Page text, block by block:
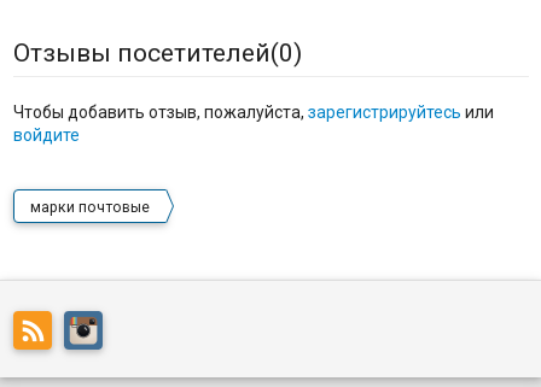
Отзывы посетителей(0)
Чтобы добавить отзыв, пожалуйста, зарегистрируйтесь или
войдите
марки почтовые